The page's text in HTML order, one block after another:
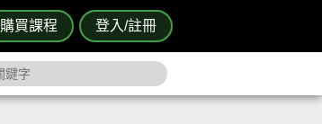
購買課程 登入/註冊